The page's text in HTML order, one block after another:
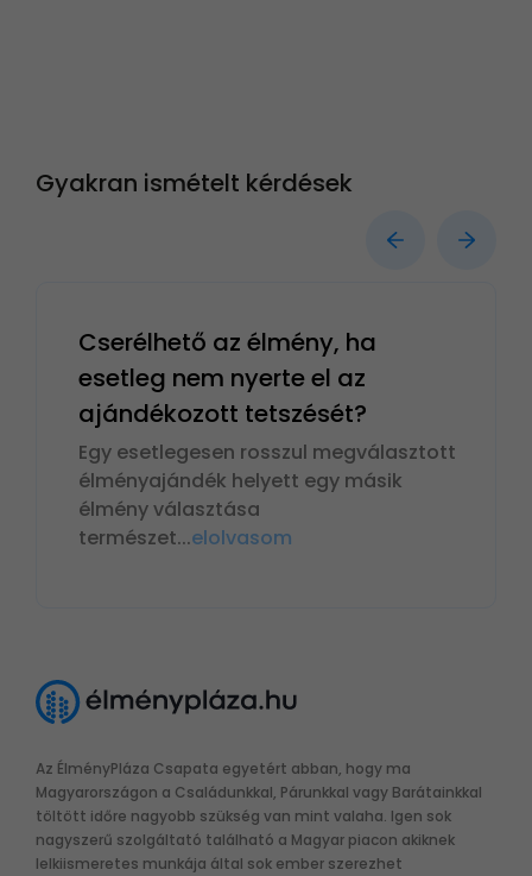
Gyakran ismételt kérdések
Cserélhető az élmény, ha
esetleg nem nyerte el az
ajándékozott tetszését?
Egy esetlegesen rosszul megválasztott
élményajándék helyett egy másik
élmény választása
természet...elolvasom
Az ÉlményPláza Csapata egyetért abban, hogy ma
Magyarországon a Családunkkal, Párunkkal vagy Barátainkkal
töltött időre nagyobb szükség van mint valaha. Igen sok
nagyszerű szolgáltató található a Magyar piacon akiknek
lelkiismeretes munkája által sok ember szerezhet